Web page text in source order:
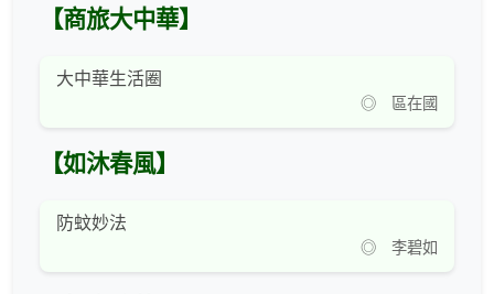
【商旅大中華】
大中華生活圈
◎ 區在國
【如沐春風】
防蚊妙法
◎ 李碧如